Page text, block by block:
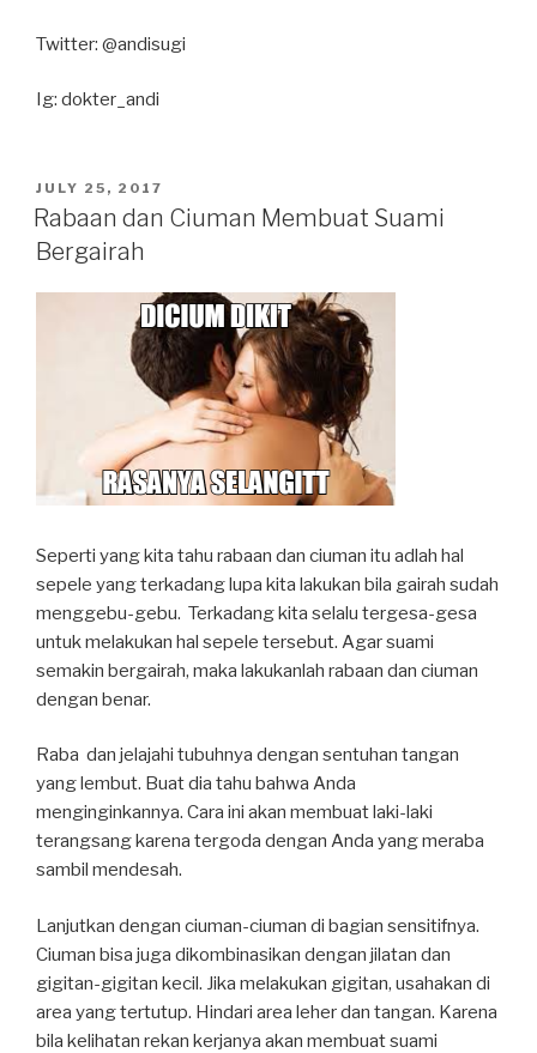
Twitter: @andisugi
Ig: dokter_andi
POSTED
ON
JULY 25, 2017
Rabaan dan Ciuman Membuat Suami
Bergairah
Seperti yang kita tahu rabaan dan ciuman itu adlah hal
sepele yang terkadang lupa kita lakukan bila gairah sudah
menggebu-gebu. Terkadang kita selalu tergesa-gesa
untuk melakukan hal sepele tersebut. Agar suami
semakin bergairah, maka lakukanlah rabaan dan ciuman
dengan benar.
Raba dan jelajahi tubuhnya dengan sentuhan tangan
yang lembut. Buat dia tahu bahwa Anda
menginginkannya. Cara ini akan membuat laki-laki
terangsang karena tergoda dengan Anda yang meraba
sambil mendesah.
Lanjutkan dengan ciuman-ciuman di bagian sensitifnya.
Ciuman bisa juga dikombinasikan dengan jilatan dan
gigitan-gigitan kecil. Jika melakukan gigitan, usahakan di
area yang tertutup. Hindari area leher dan tangan. Karena
bila kelihatan rekan kerjanya akan membuat suami